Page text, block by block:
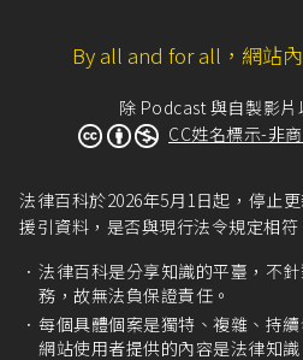
By all and for all，網站
除 Podcast 與自製影
CC姓名標示-非
法律百科於2026年5月1日起，停止
援引資料，是否與現行法令規定相符
法律百科是分享知識的平臺，不
務，故無法負保證責任。
每個具體個案是獨特、複雜、持
網站使用者提供的內容是法律知